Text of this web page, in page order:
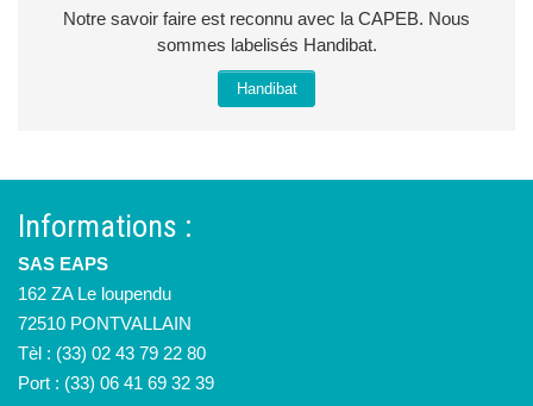
Notre savoir faire est reconnu avec la CAPEB. Nous
sommes labelisés Handibat.
Handibat
Informations :
SAS EAPS
162 ZA Le loupendu
72510 PONTVALLAIN
Tèl : (33) 02 43 79 22 80
Port : (33) 06 41 69 32 39